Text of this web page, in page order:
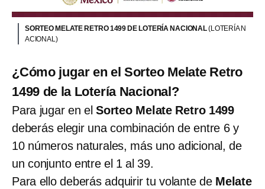
SORTEO MELATE RETRO 1499 DE LOTERÍA NACIONAL(LOTERÍA N
ACIONAL)
¿Cómo jugar en el Sorteo Melate Retro
1499 de la Lotería Nacional?
Para jugar en el Sorteo Melate Retro 1499
deberás elegir una combinación de entre 6 y
10 números naturales, más uno adicional, de
un conjunto entre el 1 al 39.
Para ello deberás adquirir tu volante deMelate